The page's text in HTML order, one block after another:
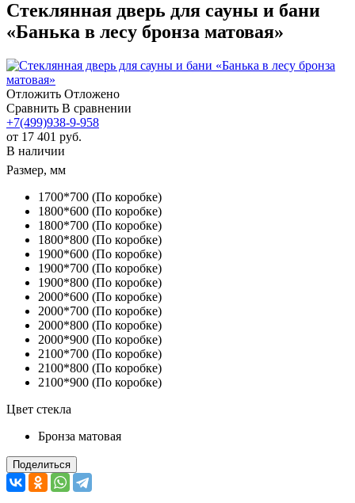
Стеклянная дверь для сауны и бани
«Банька в лесу бронза матовая»
Отложить Отложено
Сравнить В сравнении
+7(499)938-9-958
от 17 401 руб.
В наличии
Размер, мм
1700*700 (По коробке)
1800*600 (По коробке)
1800*700 (По коробке)
1800*800 (По коробке)
1900*600 (По коробке)
1900*700 (По коробке)
1900*800 (По коробке)
2000*600 (По коробке)
2000*700 (По коробке)
2000*800 (По коробке)
2000*900 (По коробке)
2100*700 (По коробке)
2100*800 (По коробке)
2100*900 (По коробке)
Цвет стекла
Бронза матовая
Поделиться